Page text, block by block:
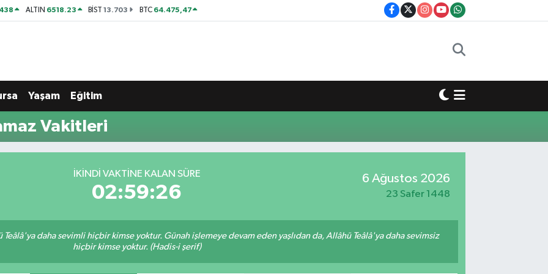
ALTIN 6518.23 BİST13.703 BTC 64.475,47
Yaşam Eğitim
Vakitleri
İKINDI VAKTINE KALAN SÜRE
02:59:25
6 Ağustos 2026
23 Safer 1448
daha sevimli hiçbir kimse yoktur. Günah işlemeye devam eden yaşlıdan da, Allâhü Teâlâ'ya daha sevimsiz
hiçbir kimse yoktur. (Hadis-i şerif)